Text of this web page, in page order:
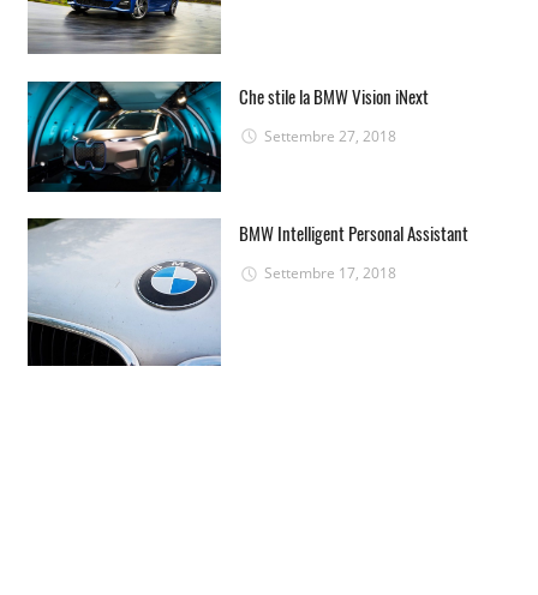
Che stile la BMW Vision iNext
Settembre 27, 2018
BMW Intelligent Personal Assistant
Settembre 17, 2018